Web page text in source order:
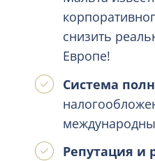
снизить
Европе!
Система
Репутация и